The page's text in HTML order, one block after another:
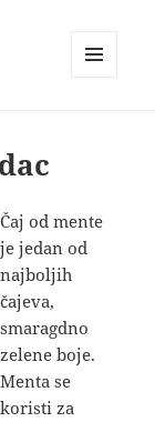
Čaj od mente
je jedan od
najboljih
čajeva,
smaragdno
zelene boje.
Menta se
koristi za